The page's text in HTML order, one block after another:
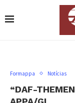
Formappa Notícias
“DAF-